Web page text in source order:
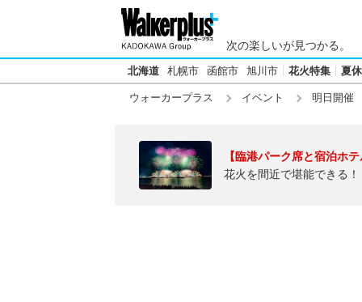
次の楽しいが見つかる。
北海道 札幌市 函館市 旭川市 花火特集 夏
ウォーカープラス イベント 明日開催
【臨港パーク席と宿泊ホ
花火を間近で堪能できる